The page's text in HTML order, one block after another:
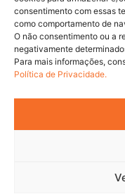
consentimento com essas
como comportamento de
O não consentimento ou a
negativamente
Para mais informações,
Política de Privacidade.